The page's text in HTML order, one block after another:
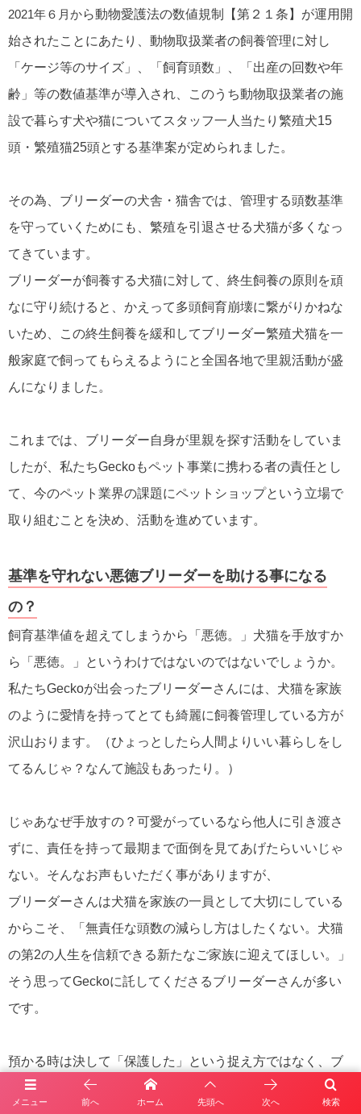
2021年６月から動物愛護法の数値規制【第２１条】が運用開
始されたことにあたり、動物取扱業者の飼養管理に対し
「ケージ等のサイズ」、「飼育頭数」、「出産の回数や年
齢」等の数値基準が導入され、このうち動物取扱業者の施
設で暮らす犬や猫についてスタッフ一人当たり繁殖犬15
頭・繁殖猫25頭とする基準案が定められました。
その為、ブリーダーの犬舎・猫舎では、管理する頭数基準
を守っていくためにも、繁殖を引退させる犬猫が多くなっ
てきています。
ブリーダーが飼養する犬猫に対して、終生飼養の原則を頑
なに守り続けると、かえって多頭飼育崩壊に繋がりかねな
いため、この終生飼養を緩和してブリーダー繁殖犬猫を一
般家庭で飼ってもらえるようにと全国各地で里親活動が盛
んになりました。
これまでは、ブリーダー自身が里親を探す活動をしていま
したが、私たちGeckoもペット事業に携わる者の責任とし
て、今のペット業界の課題にペットショップという立場で
取り組むことを決め、活動を進めています。
基準を守れない悪徳ブリーダーを助ける事になる
の？
飼育基準値を超えてしまうから「悪徳。」犬猫を手放すか
ら「悪徳。」というわけではないのではないでしょうか。
私たちGeckoが出会ったブリーダーさんには、犬猫を家族
のように愛情を持ってとても綺麗に飼養管理している方が
沢山おります。（ひょっとしたら人間よりいい暮らしをし
てるんじゃ？なんて施設もあったり。）
じゃあなぜ手放すの？可愛がっているなら他人に引き渡さ
ずに、責任を持って最期まで面倒を見てあげたらいいじゃ
ない。そんなお声もいただく事がありますが、
ブリーダーさんは犬猫を家族の一員として大切にしている
からこそ、「無責任な頭数の減らし方はしたくない。犬猫
の第2の人生を信頼できる新たなご家族に迎えてほしい。」
そう思ってGeckoに託してくださるブリーダーさんが多い
です。
預かる時は決して「保護した」という捉え方ではなく、ブ
リーダーさんの思いを受け継ぎ、大切にしてくださる新し
メニュー 検索
前へ ホーム 先頭へ 次へ